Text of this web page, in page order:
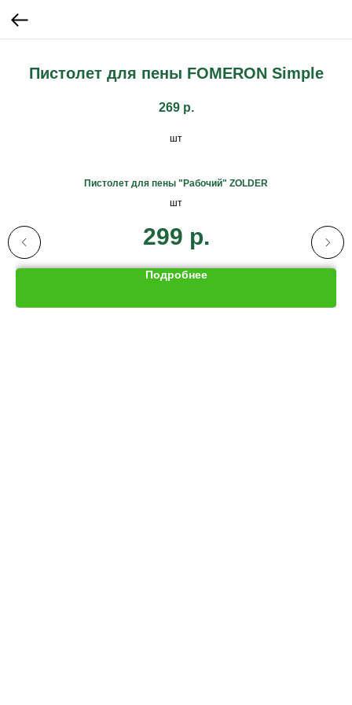
Пистолет для пены FOMERON Simple
269 р.
шт
Пистолет для пены "Рабочий" ZOLDER
шт
299 р.
Подробнее